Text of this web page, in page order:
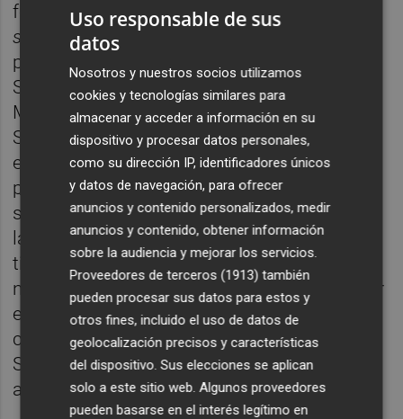
fondo que se llama Eoniq y que invierte en
startupsde fuera de Madrid y Barcelona,
porque al final hay talento por todas partes.
Si miramos España está Cosentino,
Mercadona, Inditex, BBVA o Banco
Santander, por ejemplo. Ninguna de estas
empresas nació en Madrid o Barcelona. Se
pueden montar empresas en lugares que no
sean estos dos grandes polos. Y con
las asociaciones nacionales, igual. Valencia
tiene un sitio muy importante en el mapa
nacional de emprendimiento, sobre todo por
el gran trabajo que está haciendo Juan Roig
con Lanzadera y Angels Capital. También
Startup Valencia y VDS. Como ciudad, está
aportando mucho.
Uso responsable de sus
datos
Nosotros y nuestros socios utilizamos
cookies y tecnologías similares para
almacenar y acceder a información en su
dispositivo y procesar datos personales,
como su dirección IP, identificadores únicos
y datos de navegación, para ofrecer
anuncios y contenido personalizados, medir
anuncios y contenido, obtener información
sobre la audiencia y mejorar los servicios.
Proveedores de terceros (1913) también
pueden procesar sus datos para estos y
otros fines, incluido el uso de datos de
geolocalización precisos y características
del dispositivo. Sus elecciones se aplican
solo a este sitio web. Algunos proveedores
pueden basarse en el interés legítimo en